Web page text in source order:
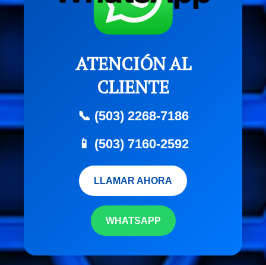
ATENCIÓN AL
CLIENTE
📞 (503) 2268-7186
📱 (503) 7160-2592
LLAMAR AHORA
WHATSAPP